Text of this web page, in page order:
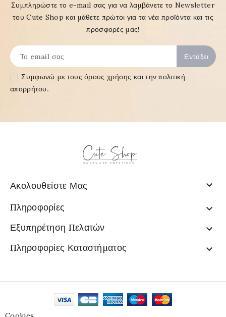
Συμπληρώστε το e-mail σας για να λαμβάνετε το Newsletter
του Cute Shop και μάθετε πρώτοι για τα νέα προϊόντα και τις
προσφορές μας!
Συμφωνώ με τουςόρους χρήσης και την πολιτική
απορρήτου.
Ακολουθείστε Μας 
Πληροφορίες 
Εξυπηρέτηση Πελατών 
Πληροφορίες Καταστήματος 